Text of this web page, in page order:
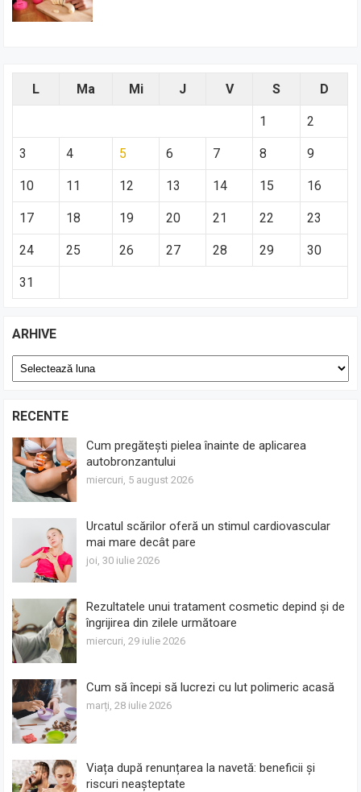
L Ma Mi J V S D
1 2
3 4 5 6 7 8 9
10 11 12 13 14 15 16
17 18 19 20 21 22 23
24 25 26 27 28 29 30
31
ARHIVE
Arhive
RECENTE
Cum pregătești pielea înainte de aplicarea
autobronzantului
miercuri, 5 august 2026
Urcatul scărilor oferă un stimul cardiovascular
mai mare decât pare
joi, 30 iulie 2026
Rezultatele unui tratament cosmetic depind și de
îngrijirea din zilele următoare
miercuri, 29 iulie 2026
Cum să începi să lucrezi cu lut polimeric acasă
marți, 28 iulie 2026
Viața după renunțarea la navetă: beneficii și
riscuri neașteptate